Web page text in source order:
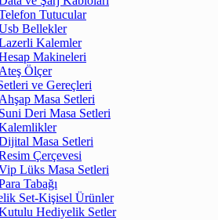
Tutucular
Bellekler
Kalemler
Makineleri
Ateş Ölçer
ve Gereçleri
Ahşap Masa Setleri
Suni Deri Masa Setleri
Masa Setleri
Çerçevesi
Lüks Masa Setleri
Tabağı
Set-Kişisel Ürünler
Hediyelik Setler